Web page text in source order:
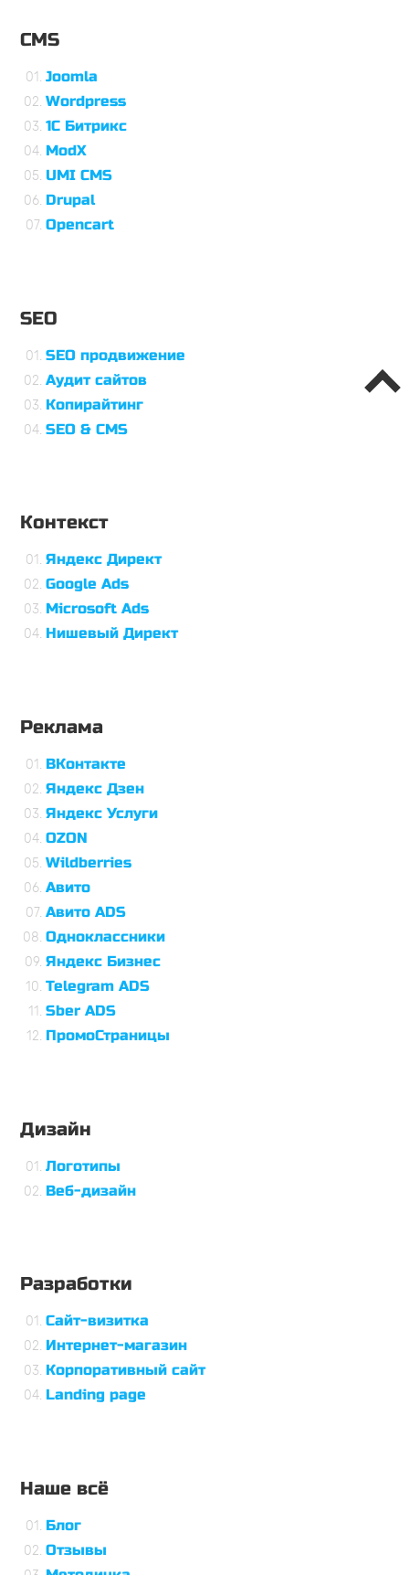
CMS
Joomla
Wordpress
1С Битрикс
ModX
UMI CMS
Drupal
Opencart
SEO
SEO продвижение
Аудит сайтов
Копирайтинг
SEO & CMS
Контекст
Яндекс Директ
Google Ads
Microsoft Ads
Нишевый Директ
Реклама
ВКонтакте
Яндекс Дзен
Яндекс Услуги
OZON
Wildberries
Авито
Авито ADS
Одноклассники
Яндекс Бизнес
Telegram ADS
Sber ADS
ПромоСтраницы
Дизайн
Логотипы
Веб-дизайн
Разработки
Сайт-визитка
Интернет-магазин
Корпоративный сайт
Landing page
Наше всё
Блог
Отзывы